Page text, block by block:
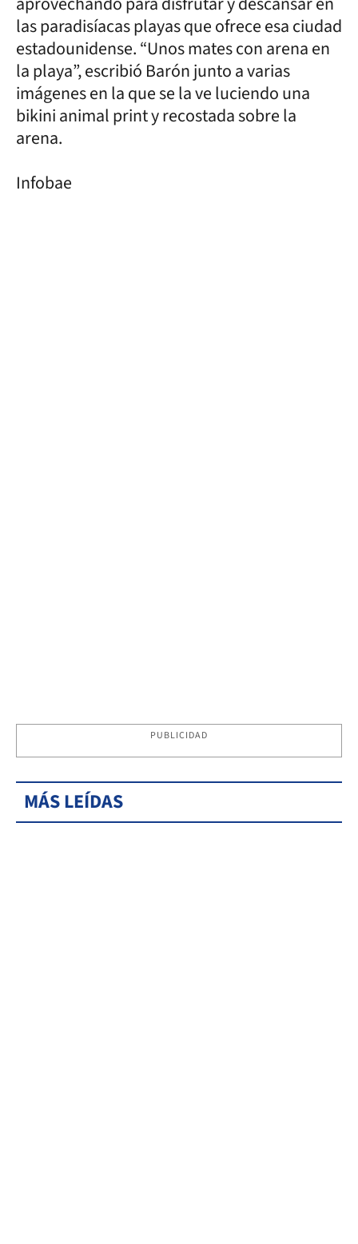
las paradisíacas playas que ofrece esa ciudad
estadounidense. “Unos mates con arena en
la playa”, escribió Barón junto a varias
imágenes en la que se la ve luciendo una
bikini animal print y recostada sobre la
arena.
Infobae
PUBLICIDAD
MÁS LEÍDAS